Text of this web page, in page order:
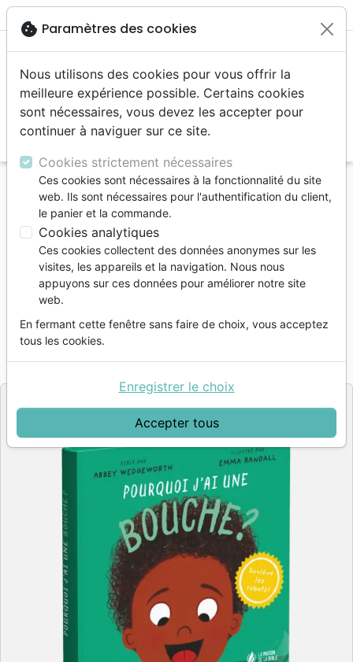
menu
Accueil Jeunesse
0 - 4 ans
Pourquoi j'ai une bouche ? - Un livre pour toi ! -
Soulève les rabats !
Pourquoi j'ai une bouche ?
Un livre pour toi ! - Soulève les rabats !
Auteur :
Emma Randall
RéférenceMB3644
La Maison de la Bible
cookie Paramètres des cookies
Nous utilisons des cookies pour vous offrir la
meilleure expérience possible. Certains cookies
sont nécessaires, vous devez les accepter pour
continuer à naviguer sur ce site.
Cookies strictement nécessaires
Ces cookies sont nécessaires à la fonctionnalité du site
web. Ils sont nécessaires pour l'authentification du client,
le panier et la commande.
Cookies analytiques
Ces cookies collectent des données anonymes sur les
visites, les appareils et la navigation. Nous nous
appuyons sur ces données pour améliorer notre site
web.
En fermant cette fenêtre sans faire de choix, vous acceptez
tous les cookies.
Accepter tous
Enregistrer le choix